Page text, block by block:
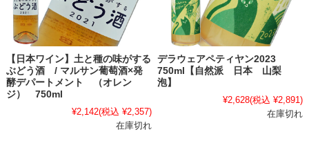
【日本ワイン】土と種の味がする
ぶどう酒 / マルサン葡萄酒×発
酵デパートメント （オレン
ジ） 750ml
¥2,142(税込 ¥2,357)
在庫切れ
デラウェアペティヤン2023
750ml【自然派 日本 山梨
泡】
¥2,628(税込 ¥2,891)
在庫切れ